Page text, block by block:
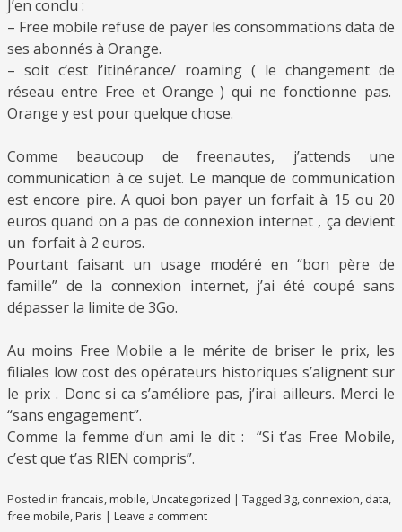
J’en conclu :
– Free mobile refuse de payer les consommations data de
ses abonnés à Orange.
– soit c’est l’itinérance/ roaming ( le changement de
réseau entre Free et Orange ) qui ne fonctionne pas.
Orange y est pour quelque chose.
Comme beaucoup de freenautes, j’attends une
communication à ce sujet. Le manque de communication
est encore pire. A quoi bon payer un forfait à 15 ou 20
euros quand on a pas de connexion internet , ça devient
un forfait à 2 euros.
Pourtant faisant un usage modéré en “bon père de
famille” de la connexion internet, j’ai été coupé sans
dépasser la limite de 3Go.
Au moins Free Mobile a le mérite de briser le prix, les
filiales low cost des opérateurs historiques s’alignent sur
le prix . Donc si ca s’améliore pas, j’irai ailleurs. Merci le
“sans engagement”.
Comme la femme d’un ami le dit : “Si t’as Free Mobile,
c’est que t’as RIEN compris”.
Posted in francais,mobile,Uncategorized | Tagged 3g, connexion, data,
free mobile,Paris | Leave a comment